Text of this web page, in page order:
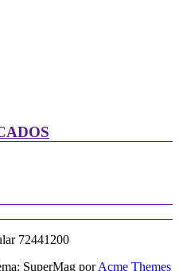
72441200
SuperMag porAcme Themes